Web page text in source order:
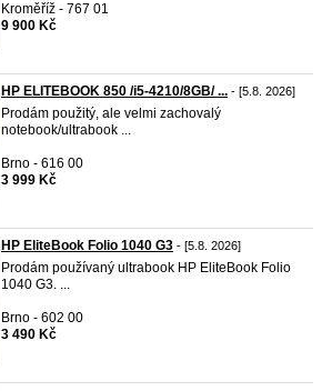
Kroměříž - 767 01
9 900 Kč
HP ELITEBOOK 850 /i5-4210/8GB/ ... - [5.8. 2026]
Prodám použitý, ale velmi zachovalý
notebook/ultrabook ...
Brno - 616 00
3 999 Kč
HP EliteBook Folio 1040 G3 - [5.8. 2026]
Prodám používaný ultrabook HP EliteBook Folio
1040 G3. ...
Brno - 602 00
3 490 Kč